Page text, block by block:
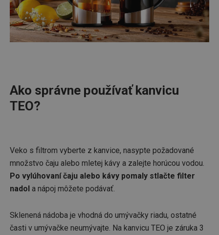
Ako správne používať kanvicu
TEO?
Veko s filtrom vyberte z kanvice, nasypte požadované
množstvo čaju alebo mletej kávy a zalejte horúcou vodou.
Po vylúhovaní čaju alebo kávy pomaly stlačte filter
nadol a nápoj môžete podávať.
Sklenená nádoba je vhodná do umývačky riadu, ostatné
časti v umývačke neumývajte. Na kanvicu TEO je záruka 3